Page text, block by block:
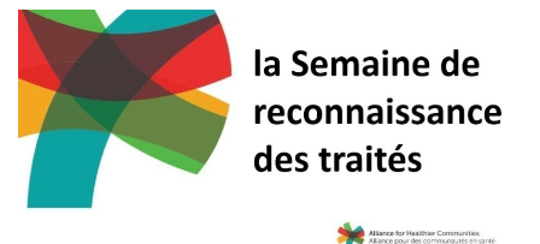
vérifier toute réponse.